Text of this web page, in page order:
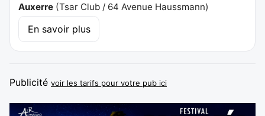
Auxerre (Tsar Club / 64 Avenue Haussmann)
En savoir plus
Publicité voir les tarifs pour votre pub ici